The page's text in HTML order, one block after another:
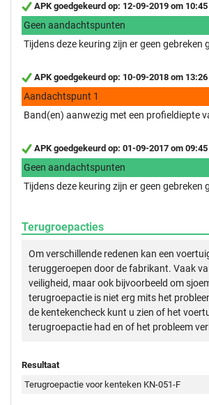
APK goedgekeurd op: 12-09-2019 om 10:45
Geen aandachtspunten
Tijdens deze keuring zijn er geen gebreken
APK goedgekeurd op: 10-09-2018 om 13:26
Aandachtspunt 1
Band(en) aanwezig met een profieldiepte
APK goedgekeurd op: 01-09-2017 om 09:45
Geen aandachtspunten
Tijdens deze keuring zijn er geen gebreken
Terugroepacties
Om verschillende redenen kan een
teruggeroepen door de fabrikant. Vaak
veiligheid, maar ook bijvoorbeeld om
terugroepactie is niet erg mits het
de kentekencheck kunt u zien of het
terugroepactie had en of het probleem
Resultaat
Terugroepactie voor kenteken KN-051-F